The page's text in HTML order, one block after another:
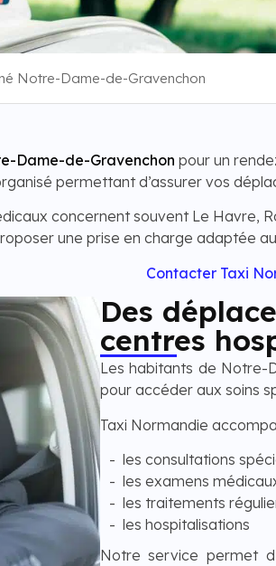
Notre-Dame-de-Gravenchon
Dame-de-Gravenchon pour un
permettant d’assurer vos
concernent souvent Le Havre,
une prise en charge adaptée
Contacter Taxi
Des
centres
Les habitants de Notre-
pour accéder aux soins
Taxi Normandie
les consultations
les examens
les traitements
les hospitalisations
Notre service permet